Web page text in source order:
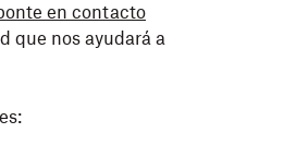
en contacto
que nos ayudará a